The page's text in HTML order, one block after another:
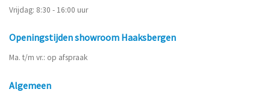
Vrijdag: 8:30 - 16:00 uur
Openingstijden showroom Haaksbergen
Ma. t/m vr.: op afspraak
Algemeen